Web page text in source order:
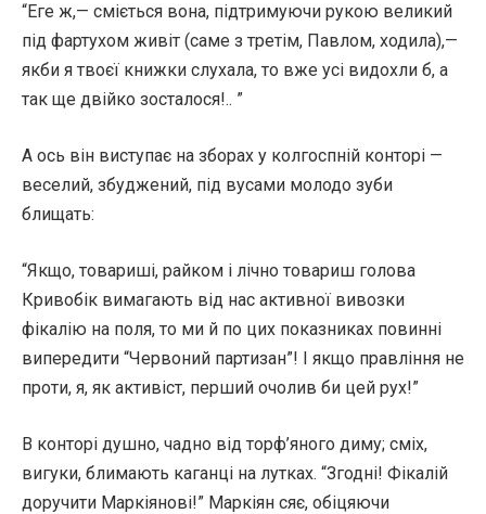
“Еге ж,— сміється вона, підтримуючи рукою великий
під фартухом живіт (саме з третім, Павлом, ходила),—
якби я твоєї книжки слухала, то вже усі видохли б, а
так ще двійко зосталося!.. ”
А ось він виступає на зборах у колгоспній конторі —
веселий, збуджений, під вусами молодо зуби
блищать:
“Якщо, товариші, райком і лічно товариш голова
Кривобік вимагають від нас активної вивозки
фікалію на поля, то ми й по цих показниках повинні
випередити “Червоний партизан”! І якщо правління не
проти, я, як активіст, перший очолив би цей рух!”
В конторі душно, чадно від торф’яного диму; сміх,
вигуки, блимають каганці на лутках. “Згодні! Фікалій
доручити Маркіянові!” Маркіян сяє, обіцяючи